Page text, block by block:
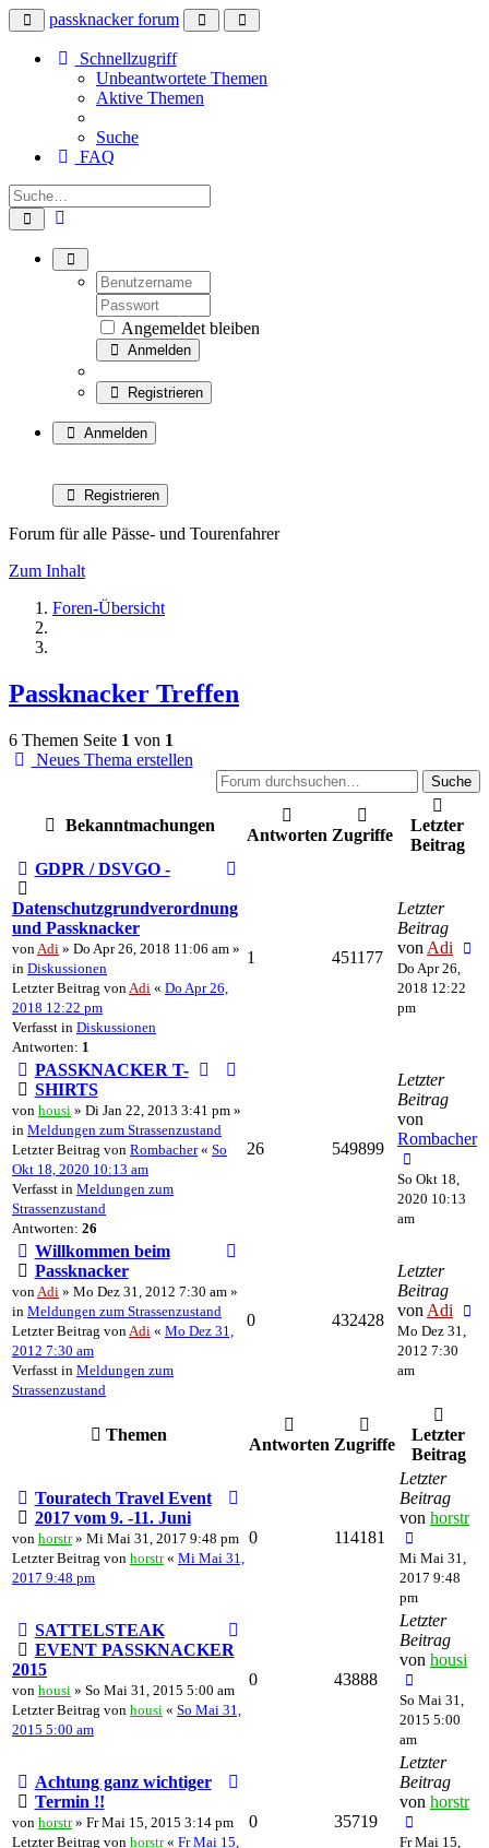
passknacker forum
Schnellzugriff
Unbeantwortete Themen
Aktive Themen
Suche
FAQ
Angemeldet bleiben
Anmelden
Registrieren
Anmelden
Registrieren
Forum für alle Pässe- und Tourenfahrer
Zum Inhalt
Foren-Übersicht
Passknacker Treffen
6 Themen Seite 1 von 1
Neues Thema erstellen
Suche
Bekanntmachungen
Antworten Zugriffe
Letzter
Beitrag
GDPR / DSVGO -
Datenschutzgrundverordnung
und Passknacker
von Adi » Do Apr 26, 2018 11:06 am »
in Diskussionen
Letzter Beitrag von Adi « Do Apr 26,
2018 12:22 pm
Verfasst in Diskussionen
Antworten: 1
1 451177
Letzter
Beitrag
von Adi
Do Apr 26,
2018 12:22
pm
PASSKNACKER T-
SHIRTS
von housi » Di Jan 22, 2013 3:41 pm »
in Meldungen zum Strassenzustand
Letzter Beitrag von Rombacher« So
Okt 18, 2020 10:13 am
Verfasst in Meldungen zum
Strassenzustand
Antworten: 26
26 549899
Letzter
Beitrag
von
Rombacher
So Okt 18,
2020 10:13
am
Willkommen beim
Passknacker
von Adi » Mo Dez 31, 2012 7:30 am »
in Meldungen zum Strassenzustand
Letzter Beitrag von Adi « Mo Dez 31,
2012 7:30 am
Verfasst in Meldungen zum
Strassenzustand
0 432428
Letzter
Beitrag
von Adi
Mo Dez 31,
2012 7:30
am
Themen
Antworten Zugriffe
Letzter
Beitrag
Touratech Travel Event
2017 vom 9. -11. Juni
von horstr» Mi Mai 31, 2017 9:48 pm
Letzter Beitrag von horstr« Mi Mai 31,
2017 9:48 pm
0 114181
Letzter
Beitrag
von horstr
Mi Mai 31,
2017 9:48
pm
SATTELSTEAK
EVENT PASSKNACKER
2015
von housi » So Mai 31, 2015 5:00 am
Letzter Beitrag von housi « So Mai 31,
2015 5:00 am
0 43888
Letzter
Beitrag
von housi
So Mai 31,
2015 5:00
am
Achtung ganz wichtiger
Termin !!
von horstr» Fr Mai 15, 2015 3:14 pm
Letzter Beitrag von horstr« Fr Mai 15,
0 35719
Letzter
Beitrag
von horstr
Fr Mai 15,